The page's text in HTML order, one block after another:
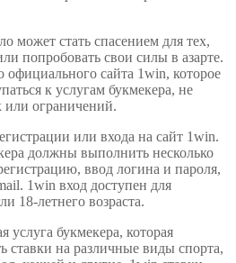
может стать спасением для тех,
попробовать свои силы в азарте.
официального сайта 1win, которое
к услугам букмекера, не
или ограничений.
или входа на сайт 1win.
должны выполнить несколько
ввод логина и пароля,
1win вход доступен для
18-летнего возраста.
услуга букмекера, которая
ставки на различные виды спорта,